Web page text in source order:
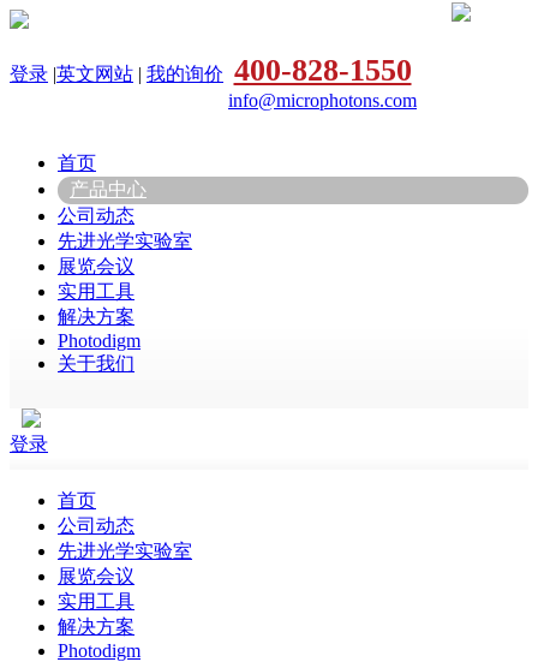
登录 |英文网站 | 我的询价 400-828-1550
info@microphotons.com
首页
产品中心
公司动态
先进光学实验室
展览会议
实用工具
解决方案
Photodigm
关于我们
登录
首页
公司动态
先进光学实验室
展览会议
实用工具
解决方案
Photodigm